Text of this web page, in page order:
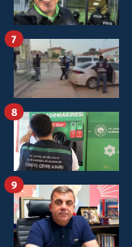
7
8
9